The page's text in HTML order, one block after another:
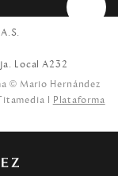
Local A232
© Mario Hernández
l Plataforma